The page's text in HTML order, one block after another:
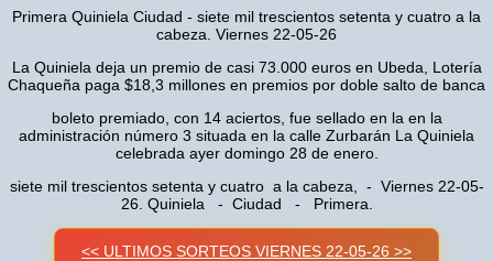
Primera Quiniela Ciudad - siete mil trescientos setenta y cuatro a la
cabeza. Viernes 22-05-26
La Quiniela deja un premio de casi 73.000 euros en Ubeda, Lotería
Chaqueña paga $18,3 millones en premios por doble salto de banca
boleto premiado, con 14 aciertos, fue sellado en la en la
administración número 3 situada en la calle Zurbarán La Quiniela
celebrada ayer domingo 28 de enero.
siete mil trescientos setenta y cuatro a la cabeza, - Viernes 22-05-
26. Quiniela - Ciudad - Primera.
<< ULTIMOS SORTEOS VIERNES 22-05-26 >>